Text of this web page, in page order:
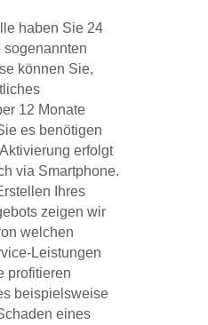
haben Sie 24
sogenannten
können Sie,
12 Monate
es benötigen
erfolgt
via Smartphone.
Ihres
zeigen wir
welchen
Leistungen
profitieren
beispielsweise
eines